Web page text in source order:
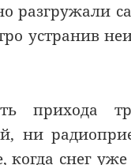
устранив
прихода
ни
снег